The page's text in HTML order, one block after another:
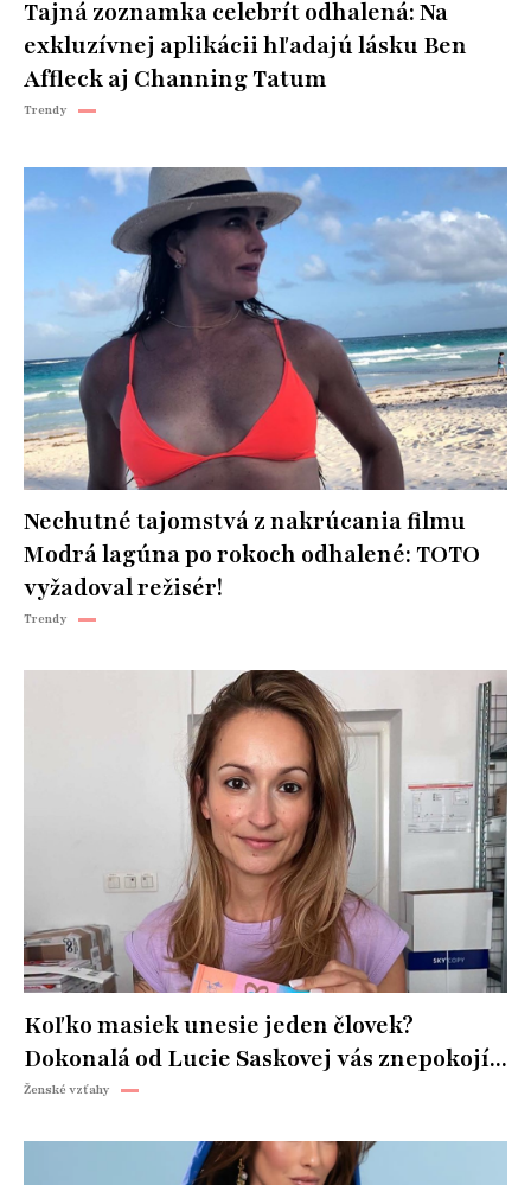
Tajná zoznamka celebrít odhalená: Na
exkluzívnej aplikácii hľadajú lásku Ben
Affleck aj Channing Tatum
Trendy
Nechutné tajomstvá z nakrúcania filmu
Modrá lagúna po rokoch odhalené: TOTO
vyžadoval režisér!
Trendy
Koľko masiek unesie jeden človek?
Dokonalá od Lucie Saskovej vás znepokojí...
Ženské vzťahy